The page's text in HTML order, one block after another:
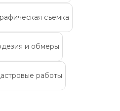
съемка
и обмеры
работы